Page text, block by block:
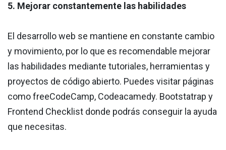
5. Mejorar constantemente las habilidades
El desarrollo web se mantiene en constante cambio
y movimiento, por lo que es recomendable mejorar
las habilidades mediante tutoriales, herramientas y
proyectos de código abierto. Puedes visitar páginas
como freeCodeCamp, Codeacamedy. Bootstatrap y
Frontend Checklist donde podrás conseguir la ayuda
que necesitas.